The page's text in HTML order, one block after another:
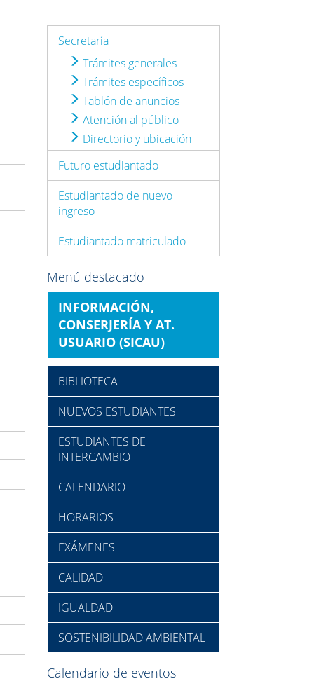
Secretaría
Trámites generales
Trámites específicos
Tablón de anuncios
Atención al público
Directorio y ubicación
Futuro estudiantado
Estudiantado de nuevo
ingreso
Estudiantado matriculado
Menú destacado
INFORMACIÓN,
CONSERJERÍA Y AT.
USUARIO (SICAU)
BIBLIOTECA
NUEVOS ESTUDIANTES
ESTUDIANTES DE
INTERCAMBIO
CALENDARIO
HORARIOS
EXÁMENES
CALIDAD
IGUALDAD
SOSTENIBILIDAD AMBIENTAL
Calendario de eventos